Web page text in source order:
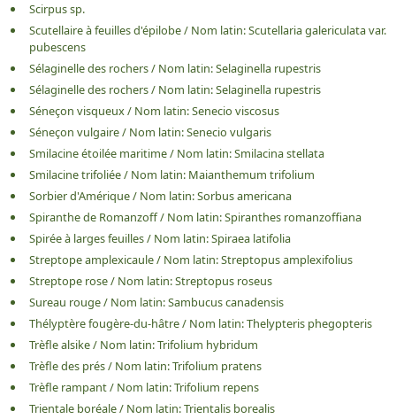
Scirpus sp.
Scutellaire à feuilles d'épilobe/ Nom latin:Scutellaria galericulata var.
pubescens
Sélaginelle des rochers/ Nom latin:Selaginella rupestris
Sélaginelle des rochers/ Nom latin:Selaginella rupestris
Séneçon visqueux/ Nom latin:Senecio viscosus
Séneçon vulgaire/ Nom latin:Senecio vulgaris
Smilacine étoilée maritime/ Nom latin:Smilacina stellata
Smilacine trifoliée/ Nom latin: Maianthemum trifolium
Sorbier d'Amérique/ Nom latin:Sorbus americana
Spiranthe de Romanzoff/ Nom latin:Spiranthes romanzoffiana
Spirée à larges feuilles/ Nom latin:Spiraea latifolia
Streptope amplexicaule/ Nom latin:Streptopus amplexifolius
Streptope rose/ Nom latin:Streptopus roseus
Sureau rouge/ Nom latin:Sambucus canadensis
Thélyptère fougère-du-hâtre/ Nom latin:Thelypteris phegopteris
Trèfle alsike/ Nom latin:Trifolium hybridum
Trèfle des prés/ Nom latin:Trifolium pratens
Trèfle rampant/ Nom latin:Trifolium repens
Trientale boréale/ Nom latin:Trientalis borealis